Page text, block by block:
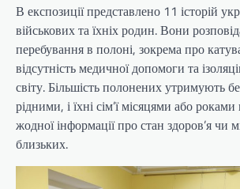
В експозиції представлено 11 історій
військових та їхніх родин. Вони
перебування в полоні, зокрема про
відсутність медичної допомоги та
світу. Більшість полонених утримують
рідними, і їхні сім’ї місяцями або
жодної інформації про стан здоров’я чи
близьких.